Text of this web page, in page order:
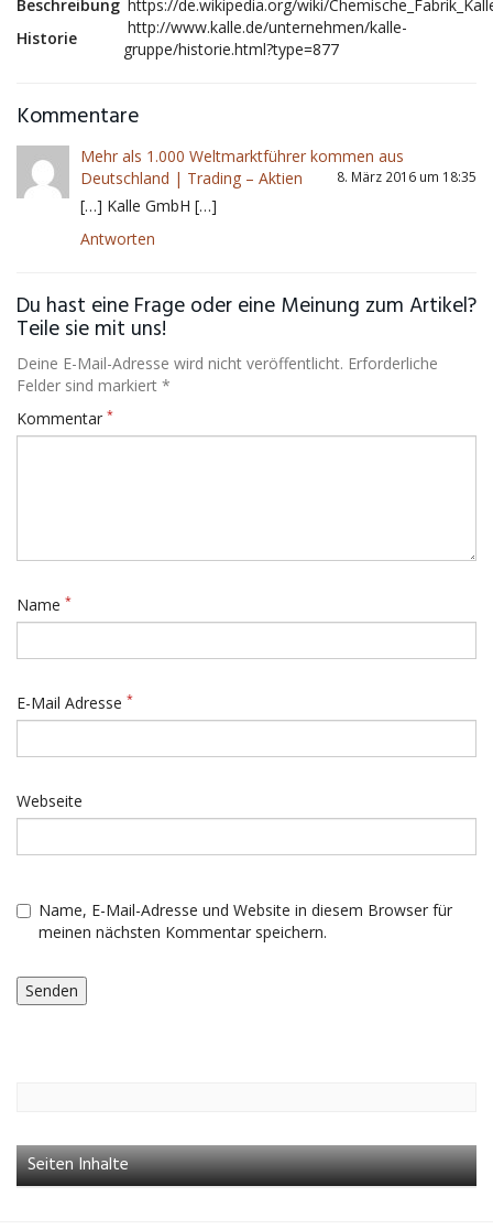
Beschreibung https://de.wikipedia.org/wiki/
Historie
http://www.kalle.de/unternehmen/kalle-
gruppe/historie.html?type=877
Kommentare
Mehr als 1.000 Weltmarktführer kommen aus
Deutschland | Trading – Aktien
8. März 2016 um 18:35
[…] Kalle GmbH […]
Antworten
Du hast eine Frage oder eine Meinung zum Artikel?
Teile sie mit uns!
Deine E-Mail-Adresse wird nicht veröffentlicht. Erforderliche
Felder sind markiert *
Kommentar *
Name *
E-Mail Adresse *
Webseite
Name, E-Mail-Adresse und Website in diesem Browser für
meinen nächsten Kommentar speichern.
Seiten Inhalte